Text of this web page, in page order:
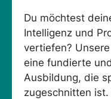
Du möchtest
Intelligenz und
vertiefen?
eine fundierte
Ausbildung, die
zugeschnitten